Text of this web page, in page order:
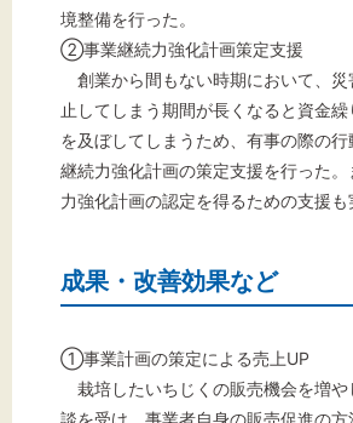
境整備を行った。
②事業継続力強化計画策定支援
創業から間もない時期において、災
止してしまう期間が長くなると資金
を及ぼしてしまうため、有事の際の
継続力強化計画の策定支援を行った
力強化計画の認定を得るための支援も
成果・改善効果など
①事業計画の策定による売上UP
栽培したいちじくの販売機会を増や
談を受け、事業者自身の販売促進の